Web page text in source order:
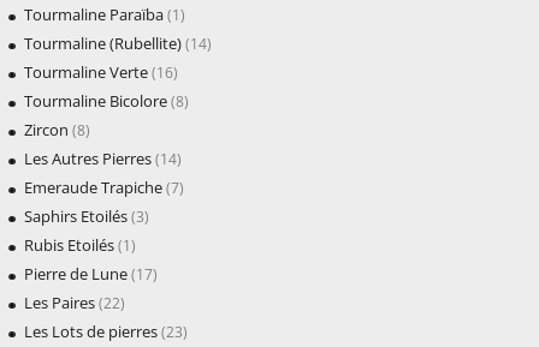
Tourmaline Paraïba(1)
Tourmaline (Rubellite)(14)
Tourmaline Verte(16)
Tourmaline Bicolore(8)
Zircon (8)
Les Autres Pierres(14)
Emeraude Trapiche(7)
Saphirs Etoilés(3)
Rubis Etoilés(1)
Pierre de Lune(17)
Les Paires(22)
Les Lots de pierres(23)